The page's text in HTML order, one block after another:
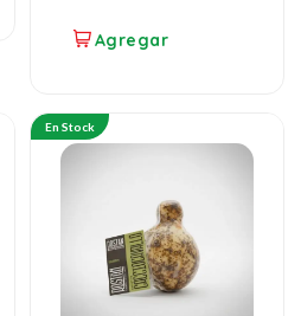
En Stock